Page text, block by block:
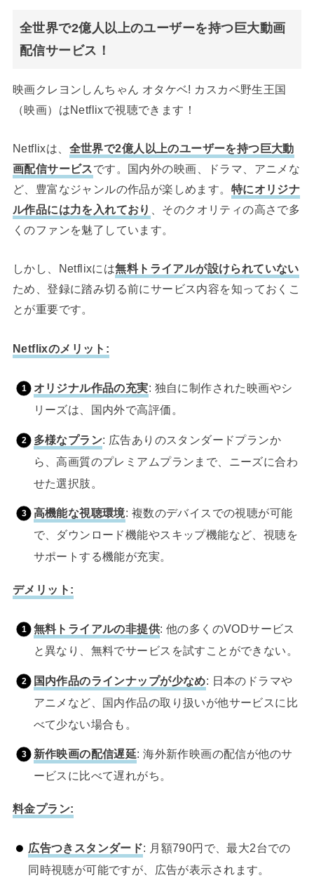
全世界で2億人以上のユーザーを持つ巨大動画
配信サービス！
映画クレヨンしんちゃん オタケベ! カスカベ野生王国
（映画）はNetflixで視聴できます！
Netflixは、 全世界で2億人以上のユーザーを持つ巨大動
画配信サービスです。国内外の映画、ドラマ、アニメな
ど、豊富なジャンルの作品が楽しめます。 特にオリジナ
ル作品には力を入れており
、そのクオリティの高さで多
くのファンを魅了しています。
しかし、Netflixには無料トライアルが設けられていない
ため、登録に踏み切る前にサービス内容を知っておくこ
とが重要です。
Netflixのメリット:
オリジナル作品の充実: 独自に制作された映画やシ
リーズは、国内外で高評価。
多様なプラン: 広告ありのスタンダードプランか
ら、高画質のプレミアムプランまで、ニーズに合わ
せた選択肢。
高機能な視聴環境: 複数のデバイスでの視聴が可能
で、ダウンロード機能やスキップ機能など、視聴を
サポートする機能が充実。
デメリット:
無料トライアルの非提供: 他の多くのVODサービス
と異なり、無料でサービスを試すことができない。
国内作品のラインナップが少なめ: 日本のドラマや
アニメなど、国内作品の取り扱いが他サービスに比
べて少ない場合も。
新作映画の配信遅延: 海外新作映画の配信が他のサ
ービスに比べて遅れがち。
料金プラン:
広告つきスタンダード: 月額790円で、最大2台での
同時視聴が可能ですが、広告が表示されます。